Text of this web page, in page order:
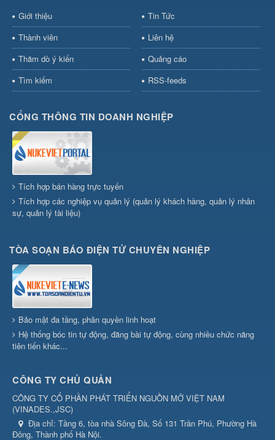
Giới thiệu
Tin Tức
Thành viên
Liên hệ
Thăm dò ý kiến
Quảng cáo
Tìm kiếm
RSS-feeds
CỔNG THÔNG TIN DOANH NGHIỆP
Tích hợp bán hàng trực tuyến
Tích hợp các nghiệp vụ quản lý (quản lý khách hàng, quản lý nhân
sự, quản lý tài liệu)
TÒA SOẠN BÁO ĐIỆN TỬ CHUYÊN NGHIỆP
Bảo mật đa tầng, phân quyền linh hoạt
Hệ thống bóc tin tự động, đăng bài tự động, cùng nhiều chức năng
tiên tiến khác...
CÔNG TY CHỦ QUẢN
CÔNG TY CỔ PHẦN PHÁT TRIỂN NGUỒN MỞ VIỆT NAM
(VINADES.,JSC)
Địa chỉ: Tầng 6, tòa nhà Sông Đà, Số 131 Trần Phú, Phường Hà
Đông, Thành phố Hà Nội.